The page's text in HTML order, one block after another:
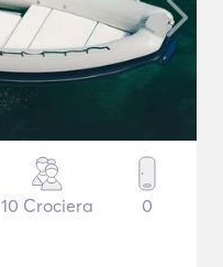
10 Crociera 0